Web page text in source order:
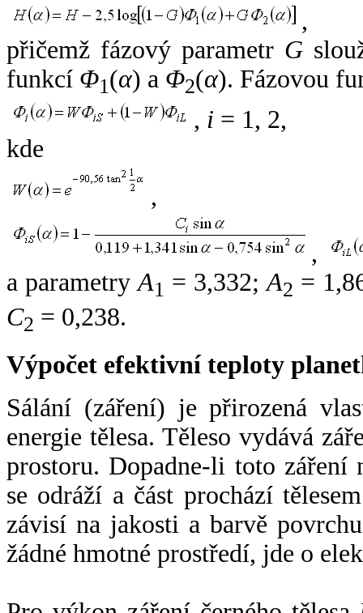
,
přičemž fázový parametr G
funkcí Φ1(α) a Φ2(α). Fázovou
, i = 1, 2,
kde
,
,
a parametryA1 = 3,332;A2 =
C2 = 0,238.
Výpočet efektivní teploty
Sálání (záření) je přirozená
energie tělesa. Těleso vydává
prostoru. Dopadne-li toto záření
se odráží a část prochází
závisí na jakosti a barvě
žádné hmotné prostředí, jde o